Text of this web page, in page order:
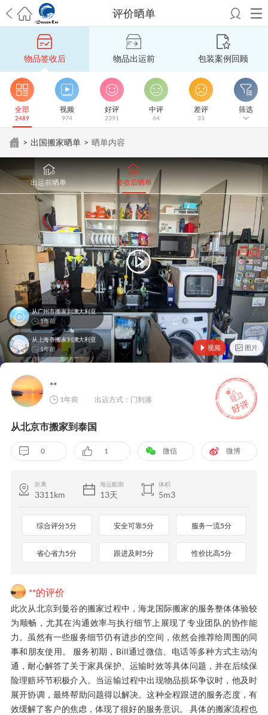
评价晒单
希望邮寄国际包裹顺利，从广州市国际快递邮寄到新西兰哪个公司好？
澳洲海运搬家回广州报关清关要怎么做？注意事项有哪些？青岛市国际
搬家服务到美国，搬家公司有哪些搬家方案？
大连市国际搬家服务到中
国台湾是一种怎样的体验？有人分享搬家经历吗？
从长沙市国际快递邮
寄到韩国有哪些国际快递方式？用哪种好？法国家具国际海运回国的方
法有哪些？具体怎么操作？
国际搬家：家具海运到奥克兰怎么样能省
钱？跨国搬家服务：扬州跨国搬家到加拿大怎么更有保障？
新冠疫情会
输到澳大利亚，移民如何跨国搬家？
家怎么搬省钱？昆明搬家到美国，如何打包才能对国际长途运输放心？
从秦皇岛市托运到美国从重庆市托运到美国 从上海市托运到澳大利亚从
张家界市托运到美国从厦门市托运到美国从张家界市托运到美国从南京
市搬家到加拿大
从大连市搬家到英国从佛山市搬家到美国
从北京市搬家
从广州市搬家到比利时 从上海市搬家到意大利
物品签收后 物品出运前 包装案例回顾
全部
2489
视频
974
好评
2391
中评
64
差评
33
筛选
> 出国搬家晒单 > 晒单内容
出运前晒单 签收后晒单
视频 图片
从广州市搬家到澳大利亚
1年前
从上海市搬家到澳大利亚
1年前
**
1年前 出运方式：门到港
从北京市搬家到泰国
0 1 微信 微博
距离
3311km
海运船期
13天
体积
5m3
综合评分5分 安全可靠5分 服务一流5分
省心省力5分 跟进及时5分 性价比高5分
**的评价
此次从北京到曼谷的搬家过程中，海龙国际搬家的服务整体体验较
为顺畅，尤其在沟通效率与执行细节上展现了专业团队的协作能
力。虽然有一些服务细节仍有进步的空间，依然会推荐给周围的同
事和朋友使用。 服务初期，Bill通过微信、电话等多种方式主动沟
通，耐心解答了关于家具保护、运输时效等具体问题，并在后续保
险理赔环节积极介入。当运输过程中出现物品损坏争议时，他及时
展开协调，最终帮助问题得以解决。这种全程跟进的服务态度，有
效缓解了客户的焦虑，体现了很好的服务意识。 具体的搬家流程也